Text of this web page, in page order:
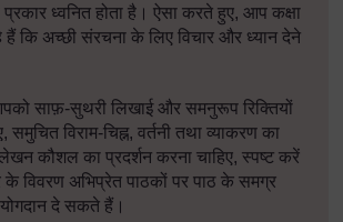
ध्वनित होता है। ऐसा करते हुए, आप कक्षा
हैं कि अच्छी संरचना के लिए विचार और ध्यान देने
साफ़-सुथरी लिखाई और समनुरूप रिक्तियों
, समुचित विराम-चिह्न, वर्तनी तथा व्याकरण का
कौशल का प्रदर्शन करना चाहिए, स्पष्ट करें
विवरण अभिप्रेत पाठकों पर पाठ के समग्र
दे सकते हैं।